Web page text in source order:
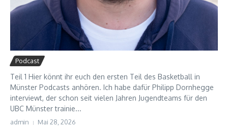
Podcast
Teil 1 Hier könnt ihr euch den ersten Teil des Basketball in
Münster Podcasts anhören. Ich habe dafür Philipp Dornhegge
interviewt, der schon seit vielen Jahren Jugendteams für den
UBC Münster trainie...
admin Mai 28, 2026